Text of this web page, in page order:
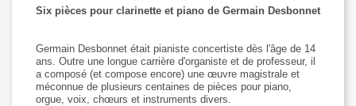
Six pièces pour clarinette et piano de Germain Desbonnet
Germain Desbonnet était pianiste concertiste dès l'âge de 14
ans. Outre une longue carrière d'organiste et de professeur, il
a composé (et compose encore) une œuvre magistrale et
méconnue de plusieurs centaines de pièces pour piano,
orgue, voix, chœurs et instruments divers.